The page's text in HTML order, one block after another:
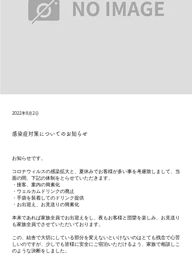
2022年8月2日
感染症対策についてのお知らせ
お知らせです。
コロナウィルスの感染拡大と、夏休みでお客様が多い事を考慮致しまして、当
面の間、下記の体制をとらせていただきます。
・接客、案内の簡素化
・ウェルカムドリンクの廃止
・手袋を装着してのドリンク提供
・お出迎え、お見送りの簡素化
本来であれば家族全員でお出迎えをし、夜もお客様と団欒を楽しみ、お見送り
も家族全員でさせていただいております。
この、結舎で大切にしている部分を変えないといけないのはとても残念で心苦
しいのですが、少しでも皆様に安全にご宿泊いただけるよう、家族で相談しこ
のような決断をしました。